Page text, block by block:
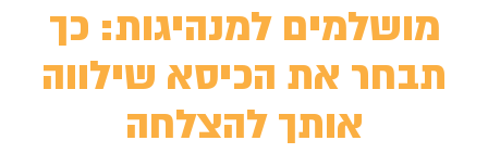
מושלמים למנהיגות: כך
תבחר את הכיסא שילווה
אותך להצלחה